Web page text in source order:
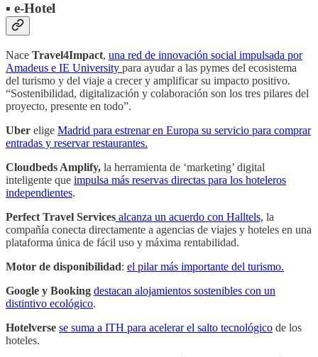
▪️ e-Hotel
Nace Travel4Impact, una red de innovación social impulsada por
Amadeus e IE University para ayudar a las pymes del ecosistema
del turismo y del viaje a crecer y amplificar su impacto positivo.
“Sostenibilidad, digitalización y colaboración son los tres pilares del
proyecto, presente en todo”.
Uber elige Madrid para estrenar en Europa su servicio para comprar
entradas y reservar restaurantes.
Cloudbeds Amplify, la herramienta de ‘marketing’ digital
inteligente que impulsa más reservas directas para los hoteleros
independientes.
Perfect Travel Services alcanza un acuerdo con Halltels, la
compañía conecta directamente a agencias de viajes y hoteles en una
plataforma única de fácil uso y máxima rentabilidad.
Motor de disponibilidad: el pilar más importante del turismo.
Google y Booking destacan alojamientos sostenibles con un
distintivo ecológico.
Hotelverse se suma a ITH para acelerar el salto tecnológico de los
hoteles.